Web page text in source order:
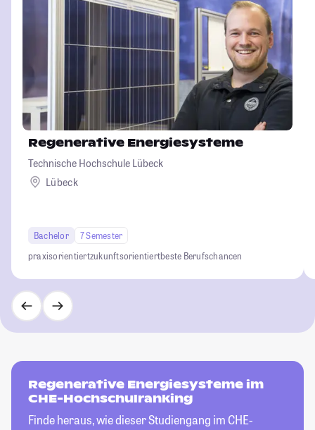
Regenerative Energiesysteme
Technische Hochschule Lübeck
Lübeck
Bachelor
7 Semester
praxisorientiertzukunftsorientiertbeste Berufschancen
Regenerative Energiesysteme im
CHE-Hochschulranking
Finde heraus, wie dieser Studiengang im CHE-